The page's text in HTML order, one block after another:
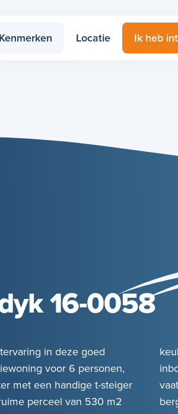
Kenmerken Locatie Ik heb
16-0058
in deze goed
voor 6 personen,
met een handige t-steiger
perceel van 530 m2